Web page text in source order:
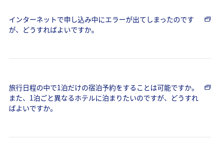
インターネットで申し込み中にエラーが出てしまったのです
が、どうすればよいですか。
旅行日程の中で1泊だけの宿泊予約をすることは可能ですか。
また、1泊ごと異なるホテルに泊まりたいのですが、どうすれ
ばよいですか。